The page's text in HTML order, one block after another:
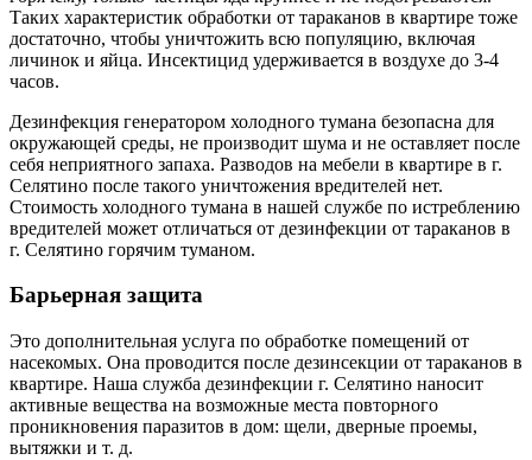
Таких характеристик обработки от тараканов в квартире тоже
достаточно, чтобы уничтожить всю популяцию, включая
личинок и яйца. Инсектицид удерживается в воздухе до 3-4
часов.
Дезинфекция генератором холодного тумана безопасна для
окружающей среды, не производит шума и не оставляет после
себя неприятного запаха. Разводов на мебели в квартире в г.
Селятино после такого уничтожения вредителей нет.
Стоимость холодного тумана в нашей службе по истреблению
вредителей может отличаться от дезинфекции от тараканов в
г. Селятино горячим туманом.
Барьерная защита
Это дополнительная услуга по обработке помещений от
насекомых. Она проводится после дезинсекции от тараканов в
квартире. Наша служба дезинфекции г. Селятино наносит
активные вещества на возможные места повторного
проникновения паразитов в дом: щели, дверные проемы,
вытяжки и т. д.